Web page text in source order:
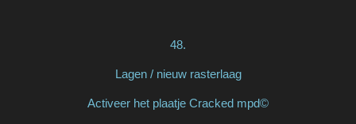
48.
Lagen / nieuw rasterlaag
Activeer het plaatje Cracked mpd©